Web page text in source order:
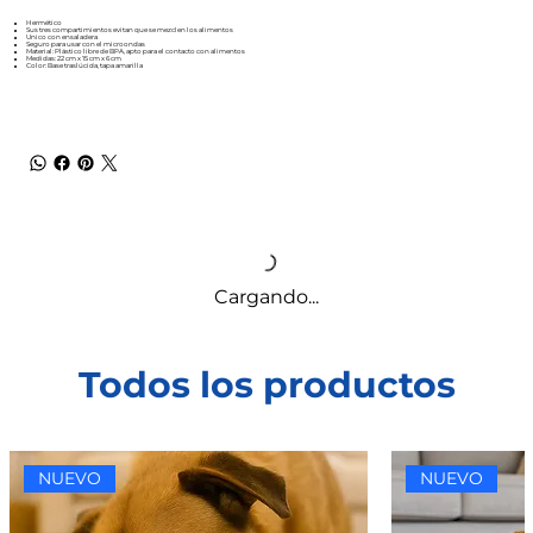
Hermético
Sus tres compartimientos evitan que se mezclen los alimentos
Unico con ensaladera
Seguro para usar con el microondas
Material: Plástico libre de BPA, apto para el contacto con alimentos
Medidas: 22 cm x 15 cm x 6 cm
Color: Base traslúcida, tapa amarilla
Cargando...
Todos los productos
NUEVO NUEVO